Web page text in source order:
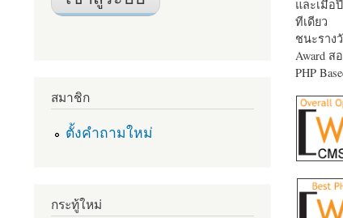
และเมื่อ
ทีเดียว
ชนะราง
Award ส
PHP
สมาชิก
ตั้งคำถามใหม่
กระทู้ใหม่